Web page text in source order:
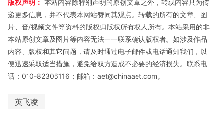
版权声明： 本站内容除特别声明的原创文章之外，转载内容只为传
递更多信息，并不代表本网站赞同其观点。转载的所有的文章、图
片、音/视频文件等资料的版权归版权所有权人所有。本站采用的非
本站原创文章及图片等内容无法一一联系确认版权者。如涉及作品
内容、版权和其它问题，请及时通过电子邮件或电话通知我们，以
便迅速采取适当措施，避免给双方造成不必要的经济损失。联系电
话：010-82306116；邮箱：aet@chinaaet.com。
英飞凌